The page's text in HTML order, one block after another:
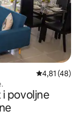
Prosječna
4,81 (48)
povoljne